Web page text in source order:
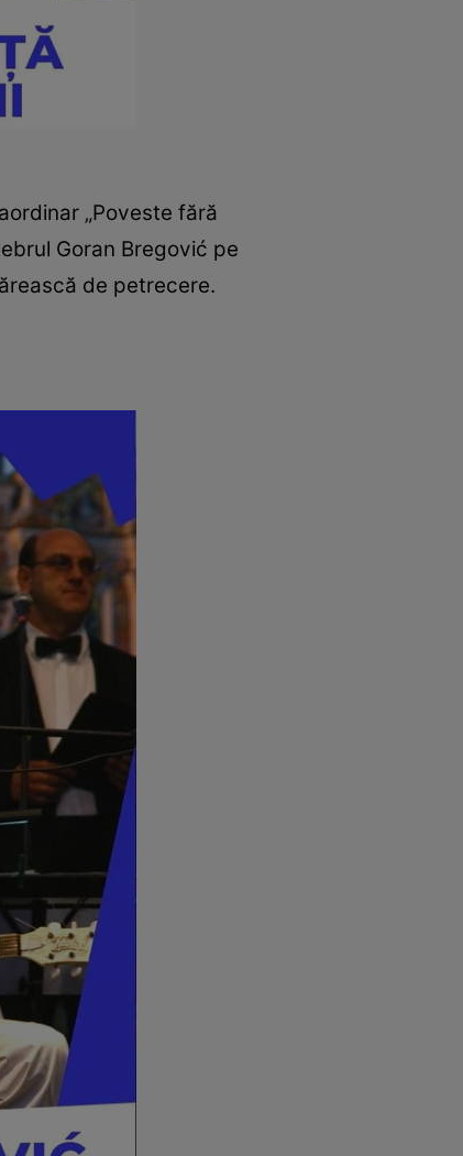
„Poveste fără
Goran Bregović pe
de petrecere.